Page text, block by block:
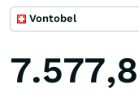
Vontobel